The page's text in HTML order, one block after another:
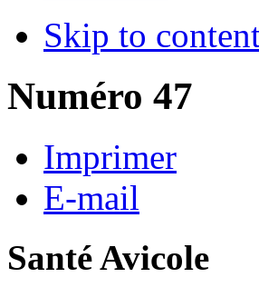
Skip to
Numéro 47
Imprimer
E-mail
Santé Avicole